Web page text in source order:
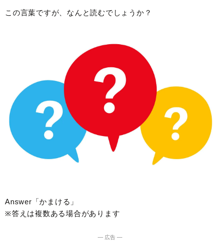
この言葉ですが、なんと読むでしょうか？
Answer「かまける」
※答えは複数ある場合があります
― 広告 ―